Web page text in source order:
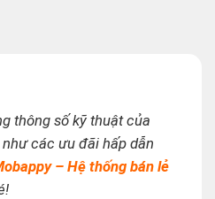
thông số kỹ thuật của
các ưu đãi hấp dẫn
– Hệ thống bán lẻ